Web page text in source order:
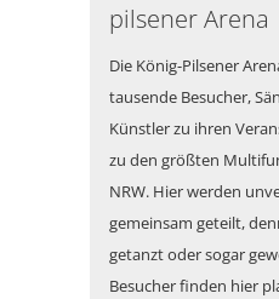
pilsener Arena
Die König-Pilsener
tausende Besucher,
Künstler zu ihren
zu den größten
NRW. Hier werden
gemeinsam geteilt,
getanzt oder sogar
Besucher finden hier